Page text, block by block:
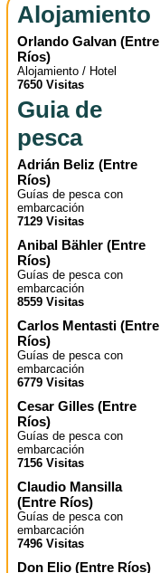
Alojamiento
Orlando Galvan (Entre
Ríos)
Alojamiento / Hotel
7650 Visitas
Guia de
pesca
Adrián Beliz (Entre
Ríos)
Guías de pesca con
embarcación
7129 Visitas
Anibal Bähler (Entre
Ríos)
Guías de pesca con
embarcación
8559 Visitas
Carlos Mentasti (Entre
Ríos)
Guías de pesca con
embarcación
6779 Visitas
Cesar Gilles (Entre
Ríos)
Guías de pesca con
embarcación
7156 Visitas
Claudio Mansilla
(Entre Ríos)
Guías de pesca con
embarcación
7496 Visitas
Don Elio (Entre Ríos)